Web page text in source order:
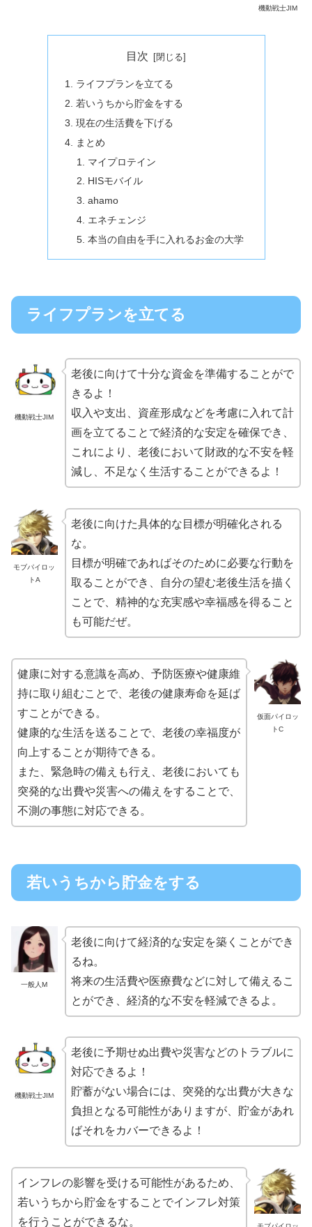
機動戦士JIM
目次
ライフプランを立てる
若いうちから貯金をする
現在の生活費を下げる
まとめ
マイプロテイン
HISモバイル
ahamo
エネチェンジ
本当の自由を手に入れるお金の大学
ライフプランを立てる
機動戦士JIM
老後に向けて十分な資金を準備することがで
きるよ！
収入や支出、資産形成などを考慮に入れて計
画を立てることで経済的な安定を確保でき、
これにより、老後において財政的な不安を軽
減し、不足なく生活することができるよ！
モブパイロッ
トA
老後に向けた具体的な目標が明確化される
な。
目標が明確であればそのために必要な行動を
取ることができ、自分の望む老後生活を描く
ことで、精神的な充実感や幸福感を得ること
も可能だぜ。
仮面パイロッ
トC
健康に対する意識を高め、予防医療や健康維
持に取り組むことで、老後の健康寿命を延ば
すことができる。
健康的な生活を送ることで、老後の幸福度が
向上することが期待できる。
また、緊急時の備えも行え、老後においても
突発的な出費や災害への備えをすることで、
不測の事態に対応できる。
若いうちから貯金をする
一般人M
老後に向けて経済的な安定を築くことができ
るね。
将来の生活費や医療費などに対して備えるこ
とができ、経済的な不安を軽減できるよ。
機動戦士JIM
老後に予期せぬ出費や災害などのトラブルに
対応できるよ！
貯蓄がない場合には、突発的な出費が大きな
負担となる可能性がありますが、貯金があれ
ばそれをカバーできるよ！
インフレの影響を受ける可能性があるため、
若いうちから貯金をすることでインフレ対策
を行うことができるな。